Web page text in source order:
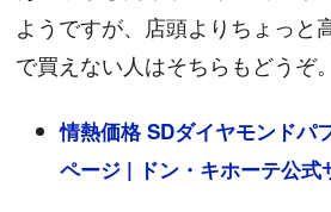
ようですが、店頭よりちょっと
で買えない人はそちらもどうぞ。
情熱価格 SDダイヤモンドパ
ページ | ドン・キホーテ公式